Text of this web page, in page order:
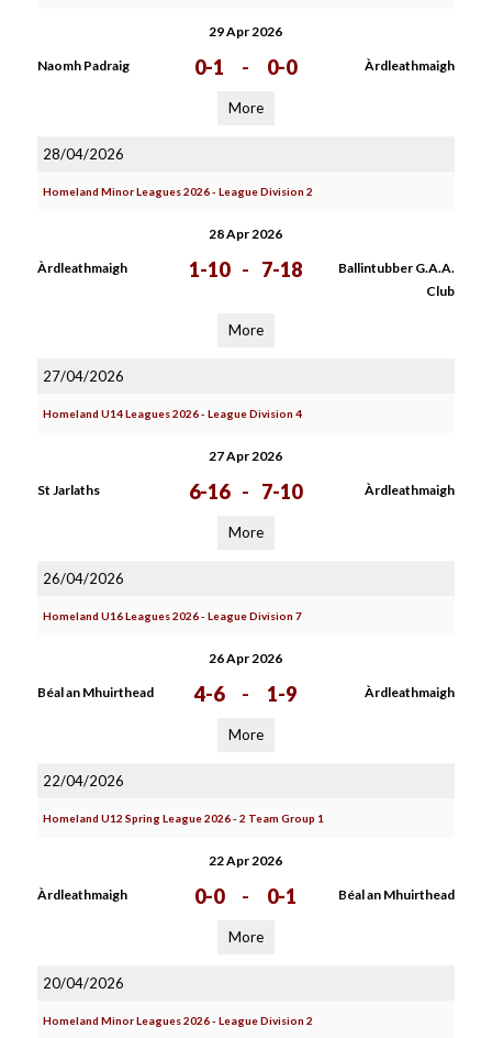
29 Apr 2026
Naomh Padraig 0-1 - 0-0 Àrdleathmaigh
More
28/04/2026
Homeland Minor Leagues 2026 - League Division 2
28 Apr 2026
Àrdleathmaigh 1-10 - 7-18
Ballintubber G.A.A.
Club
More
27/04/2026
Homeland U14 Leagues 2026 - League Division 4
27 Apr 2026
St Jarlaths 6-16 - 7-10 Àrdleathmaigh
More
26/04/2026
Homeland U16 Leagues 2026 - League Division 7
26 Apr 2026
Béal an Mhuirthead 4-6 - 1-9 Àrdleathmaigh
More
22/04/2026
Homeland U12 Spring League 2026 - 2 Team Group 1
22 Apr 2026
Àrdleathmaigh 0-0 - 0-1 Béal an Mhuirthead
More
20/04/2026
Homeland Minor Leagues 2026 - League Division 2